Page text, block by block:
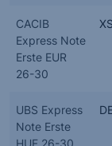
CACIB
Express Note
Erste EUR
26-30
UBS Express
Note Erste
HUF 26-30